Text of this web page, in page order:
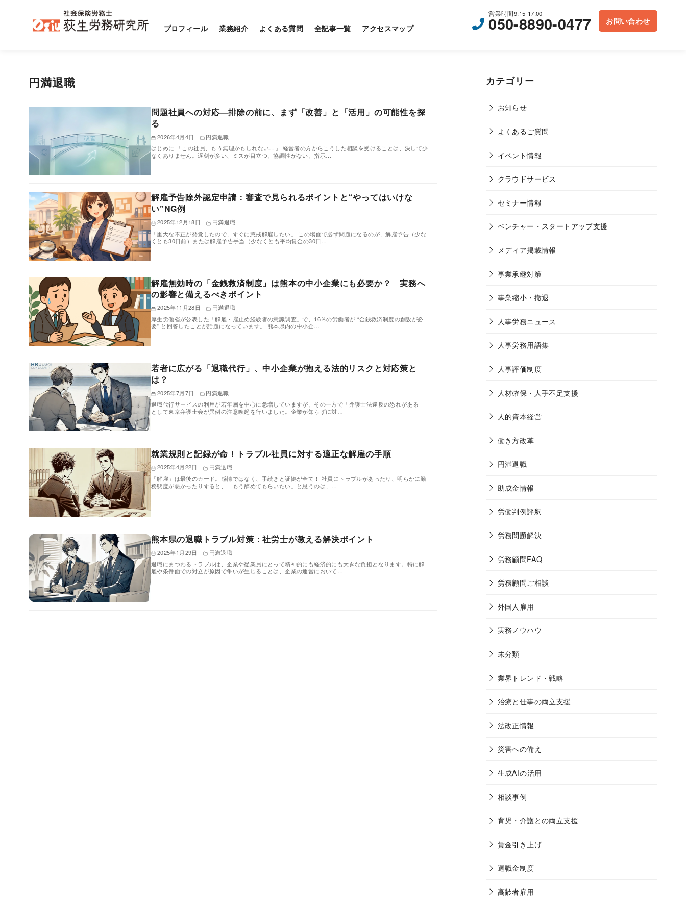
プロフィール 業務紹介 よくある質問 全記事一覧 アクセスマップ
営業時間9:15-17:00
050-8890-0477 お問い合わせ
円満退職
問題社員への対応―排除の前に、まず「改善」と「活用」の可能性を探
る
2026年4月4日
円満退職
はじめに 「この社員、もう無理かもしれない…」 経営者の方からこうした相談を受けることは、決して少
なくありません。遅刻が多い、ミスが目立つ、協調性がない、指示…
解雇予告除外認定申請：審査で見られるポイントと“やってはいけな
い”NG例
2025年12月18日
円満退職
「重大な不正が発覚したので、すぐに懲戒解雇したい」 この場面で必ず問題になるのが、解雇予告（少な
くとも30日前）または解雇予告手当（少なくとも平均賃金の30日…
解雇無効時の「金銭救済制度」は熊本の中小企業にも必要か？ 実務へ
の影響と備えるべきポイント
2025年11月28日
円満退職
厚生労働省が公表した「解雇・雇止め経験者の意識調査」で、16％の労働者が “金銭救済制度の創設が必
要” と回答したことが話題になっています。 熊本県内の中小企…
若者に広がる「退職代行」、中小企業が抱える法的リスクと対応策と
は？
2025年7月7日
円満退職
退職代行サービスの利用が若年層を中心に急増していますが、その一方で「弁護士法違反の恐れがある」
として東京弁護士会が異例の注意喚起を行いました。企業が知らずに対…
就業規則と記録が命！トラブル社員に対する適正な解雇の手順
2025年4月22日
円満退職
「解雇」は最後のカード。感情ではなく、手続きと証拠が全て！ 社員にトラブルがあったり、明らかに勤
務態度が悪かったりすると、「もう辞めてもらいたい」と思うのは、…
熊本県の退職トラブル対策：社労士が教える解決ポイント
2025年1月29日
円満退職
退職にまつわるトラブルは、企業や従業員にとって精神的にも経済的にも大きな負担となります。特に解
雇や条件面での対立が原因で争いが生じることは、企業の運営において…
カテゴリー
お知らせ
よくあるご質問
イベント情報
クラウドサービス
セミナー情報
ベンチャー・スタートアップ支援
メディア掲載情報
事業承継対策
事業縮小・撤退
人事労務ニュース
人事労務用語集
人事評価制度
人材確保・人手不足支援
人的資本経営
働き方改革
円満退職
助成金情報
労働判例評釈
労務問題解決
労務顧問FAQ
労務顧問ご相談
外国人雇用
実務ノウハウ
未分類
業界トレンド・戦略
治療と仕事の両立支援
法改正情報
災害への備え
生成AIの活用
相談事例
育児・介護との両立支援
賃金引き上げ
退職金制度
高齢者雇用